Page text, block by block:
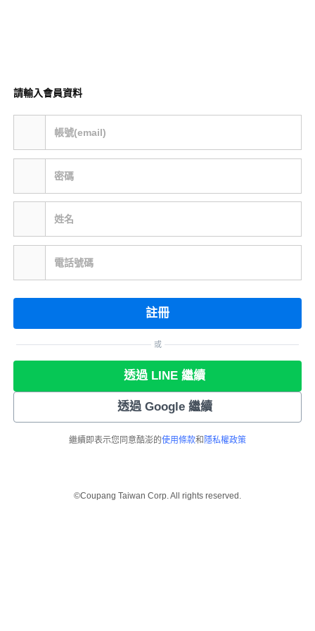
請輸入會員資料
帳號(email)
密碼
姓名
電話號碼
註冊
或
透過 LINE 繼續
透過 Google 繼續
繼續即表示您同意酷澎的使用條款和 隱私權政策
©Coupang Taiwan Corp. All rights reserved.